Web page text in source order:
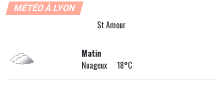
MÉTÉO À LYON
St Amour
Matin
Nuageux 18°C